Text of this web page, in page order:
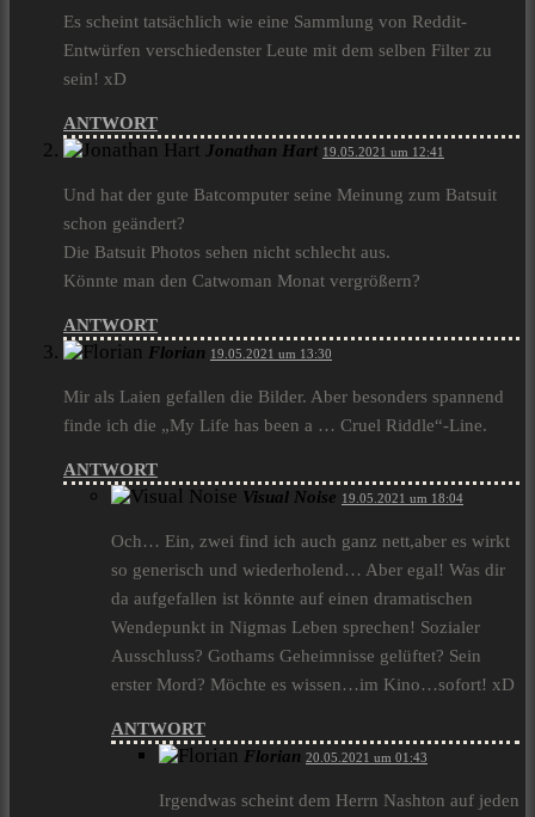
Es scheint tatsächlich wie eine Sammlung von Reddit-
Entwürfen verschiedenster Leute mit dem selben Filter zu
sein! xD
ANTWORT
Jonathan Hart 19.05.2021 um 12:41
Und hat der gute Batcomputer seine Meinung zum Batsuit
schon geändert?
Die Batsuit Photos sehen nicht schlecht aus.
Könnte man den Catwoman Monat vergrößern?
ANTWORT
Florian 19.05.2021 um 13:30
Mir als Laien gefallen die Bilder. Aber besonders spannend
finde ich die „My Life has been a … Cruel Riddle“-Line.
ANTWORT
Visual Noise 19.05.2021 um 18:04
Och… Ein, zwei find ich auch ganz nett,aber es wirkt
so generisch und wiederholend… Aber egal! Was dir
da aufgefallen ist könnte auf einen dramatischen
Wendepunkt in Nigmas Leben sprechen! Sozialer
Ausschluss? Gothams Geheimnisse gelüftet? Sein
erster Mord? Möchte es wissen…im Kino…sofort! xD
ANTWORT
Florian 20.05.2021 um 01:43
Irgendwas scheint dem Herrn Nashton auf jeden